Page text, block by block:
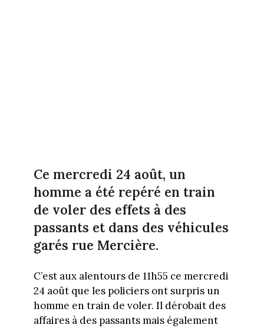
Ce mercredi 24 août, un
homme a été repéré en train
de voler des effets à des
passants et dans des véhicules
garés rue Mercière.
C’est aux alentours de 11h55 ce mercredi
24 août que les policiers ont surpris un
homme en train de voler. Il dérobait des
affaires à des passants mais également